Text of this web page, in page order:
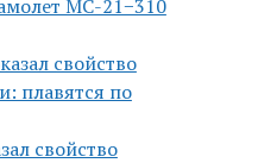
МС-21−310
свойство